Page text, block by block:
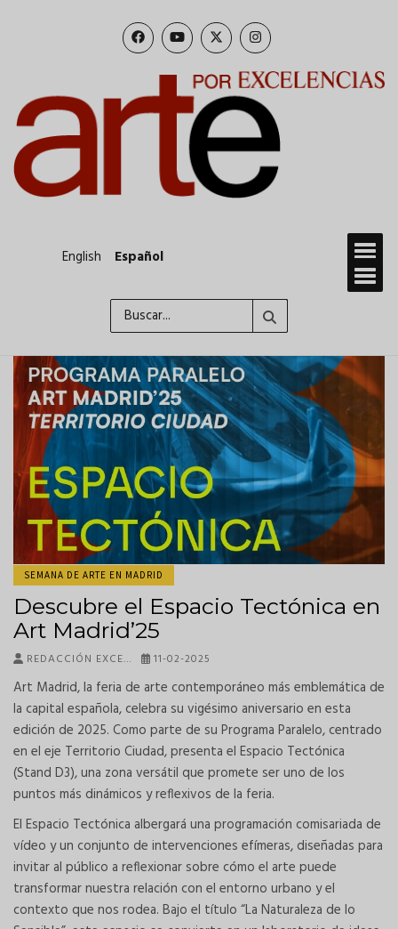
English Español
SEMANA DE ARTE EN MADRID
Descubre el Espacio Tectónica en
Art Madrid’25
REDACCIÓN EXCE… 11-02-2025
Art Madrid, la feria de arte contemporáneo más emblemática de
la capital española, celebra su vigésimo aniversario en esta
edición de 2025. Como parte de su Programa Paralelo, centrado
en el eje Territorio Ciudad, presenta el Espacio Tectónica
(Stand D3), una zona versátil que promete ser uno de los
puntos más dinámicos y reflexivos de la feria.
El Espacio Tectónica albergará una programación comisariada de
vídeo y un conjunto de intervenciones efímeras, diseñadas para
invitar al público a reflexionar sobre cómo el arte puede
transformar nuestra relación con el entorno urbano y el
contexto que nos rodea. Bajo el título “La Naturaleza de lo